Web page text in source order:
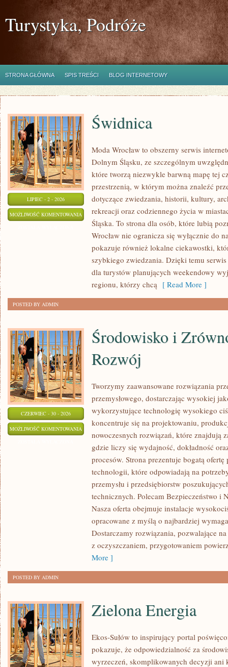
Turystyka, Podróże
STRONA GŁÓWNA SPIS TREŚCI BLOG INTERNETOWY
LIPIEC - 2 - 2026
MOŻLIWOŚĆ KOMENTOWANIA ŚWIDNICA
Świdnica
Moda Wrocław to obszerny serwis
Dolnym Śląsku, ze szczególnym
które tworzą niezwykle barwną mapę tej
przestrzenią, w którym można znaleźć
dotyczące zwiedzania, historii, kultury,
rekreacji oraz codziennego życia w
Śląska. To strona dla osób, które lubią
Wrocław nie ogranicza się wyłącznie do
pokazuje również lokalne ciekawostki,
szybkiego zwiedzania. Dzięki temu
dla turystów planujących weekendowy
regionu, którzy chcą [ Read More ]
POSTED BY ADMIN
CZERWIEC - 30 - 2026
MOŻLIWOŚĆ KOMENTOWANIA
ZRÓWNOWAŻONY
Środowisko i
Rozwój
Tworzymy zaawansowane rozwiązania
przemysłowego, dostarczając wysokiej
wykorzystujące technologię wysokiego
koncentruje się na projektowaniu,
nowoczesnych rozwiązań, które znajdują
gdzie liczy się wydajność, dokładność
procesów. Strona prezentuje bogatą ofertę
technologii, które odpowiadają na
przemysłu i przedsiębiorstw
technicznych. Polecam Bezpieczeństwo i
Nasza oferta obejmuje instalacje
opracowane z myślą o najbardziej
Dostarczamy rozwiązania, pozwalające
z oczyszczaniem, przygotowaniem
More ]
POSTED BY ADMIN
Zielona Energia
Ekos-Sułów to inspirujący portal
pokazuje, że odpowiedzialność za
wyrzeczeń, skomplikowanych decyzji ani